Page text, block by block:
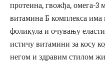
протеина, гвожђа, омега-3
витамина Б комплекса има
фоликула и очувању
истичу витамини за косу
негом и здравим стилом